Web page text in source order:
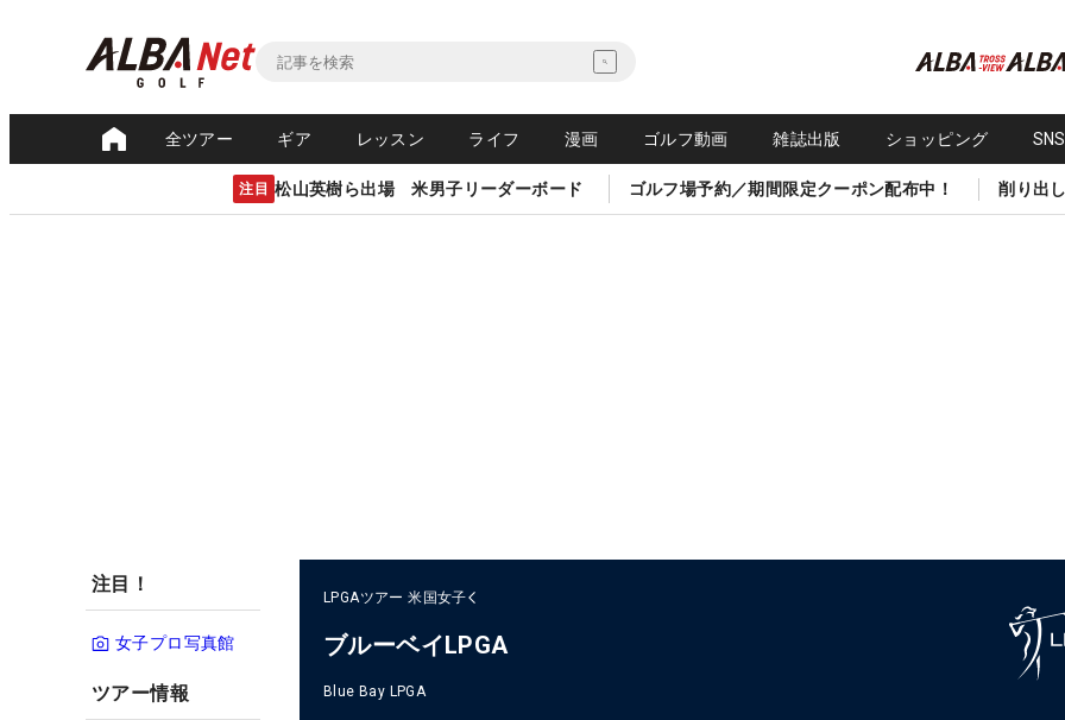
全ツアー ギア レッスン ライフ 漫画 ゴルフ動画 雑誌出版 ショッピング
注目 松山英樹ら出場 米男子リーダーボード ゴルフ場予約／期間限定クーポン配布中！ 削り出
注目！
女子プロ写真館
ツアー情報
LPGAツアー 米国女子
ブルーベイLPGA
Blue Bay LPGA